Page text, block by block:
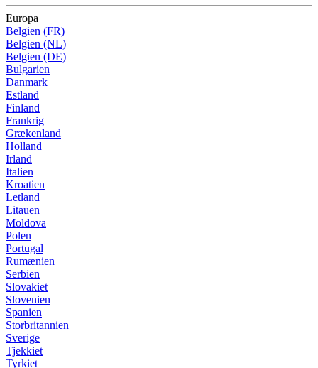
Europa
Belgien (FR)
Belgien (NL)
Belgien (DE)
Bulgarien
Danmark
Estland
Finland
Frankrig
Grækenland
Holland
Irland
Italien
Kroatien
Letland
Litauen
Moldova
Polen
Portugal
Rumænien
Serbien
Slovakiet
Slovenien
Spanien
Storbritannien
Sverige
Tjekkiet
Tyrkiet